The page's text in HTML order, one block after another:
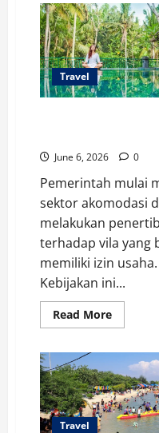
Cara
Baru
4
Ide
Seru
Saat
Libur
Sekolah
Travel
June 6, 2026 0
Pemerintah mulai
sektor akomodasi
melakukan
terhadap vila yang
memiliki izin usaha.
Kebijakan ini...
Read MoreRead
more
Ilegal,
Ribuan
Delisting
Travel